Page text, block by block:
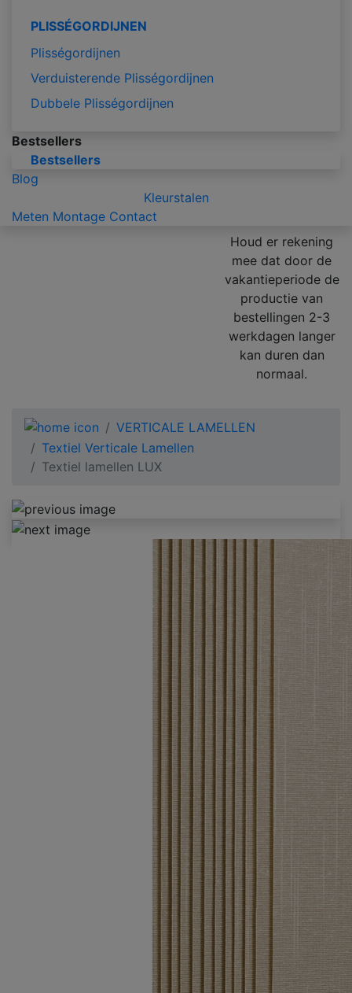
PLISSÉGORDIJNEN
Plisségordijnen
Verduisterende Plisségordijnen
Dubbele Plisségordijnen
Bestsellers
Bestsellers
Blog
Kleurstalen
Meten Montage Contact
Houd er rekening
mee dat door de
vakantieperiode de
productie van
bestellingen 2-3
werkdagen langer
kan duren dan
normaal.
VERTICALE LAMELLEN
Textiel Verticale Lamellen
Textiel lamellen LUX